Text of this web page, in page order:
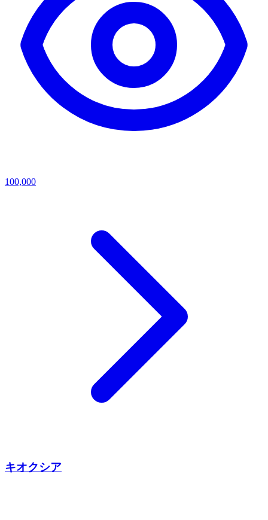
100,000
キオクシア